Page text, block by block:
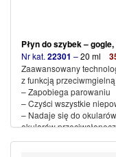
Płyn do szybek –
Nr kat. 22301 –20 ml
Zaawansowany
z funkcją
– Zapobiega parowaniu
– Czyści wszystkie
– Nadaje się do
okularów
(więcej…)